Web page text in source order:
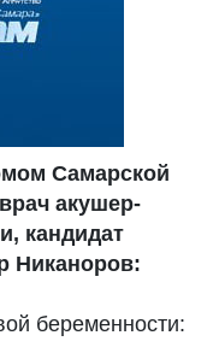
Самарской
акушер-
кандидат
Никаноров:
беременности: